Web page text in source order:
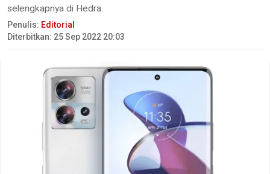
selengkapnya di Hedra.
Penulis: Editorial
Diterbitkan: 25 Sep 2022 20:03